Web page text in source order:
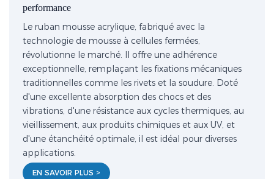
performance
Le ruban mousse acrylique, fabriqué avec la
technologie de mousse à cellules fermées,
révolutionne le marché. Il offre une adhérence
exceptionnelle, remplaçant les fixations mécaniques
traditionnelles comme les rivets et la soudure. Doté
d'une excellente absorption des chocs et des
vibrations, d'une résistance aux cycles thermiques, au
vieillissement, aux produits chimiques et aux UV, et
d'une étanchéité optimale, il est idéal pour diverses
applications.
EN SAVOIR PLUS >